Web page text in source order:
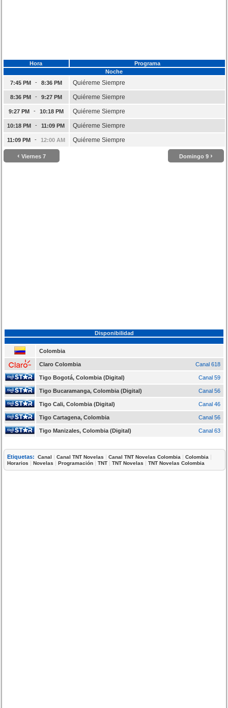
Hora
Programa
Noche
7:45 PM
- 8:36 PM Quiéreme Siempre
8:36 PM - 9:27 PM Quiéreme Siempre
9:27 PM - 10:18 PM Quiéreme Siempre
10:18 PM - 11:09 PM Quiéreme Siempre
11:09 PM - 12:00 AM Quiéreme Siempre
‹ Viernes 7 Domingo 9 ›
Disponibilidad
Colombia
Claro Colombia Canal 618
Tigo Bogotá, Colombia (Digital) Canal 59
Tigo Bucaramanga, Colombia (Digital) Canal 56
Tigo Cali, Colombia (Digital) Canal 46
Tigo Cartagena, Colombia Canal 56
Tigo Manizales, Colombia (Digital) Canal 63
Etiquetas: Canal |Canal TNT Novelas |Canal TNT Novelas Colombia |Colombia |
Horarios |Novelas |Programación |TNT |TNT Novelas |TNT Novelas Colombia